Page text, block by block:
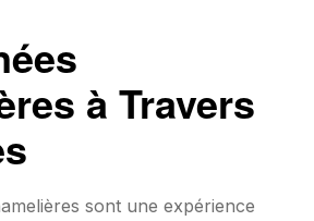
à Travers
sont une expérience